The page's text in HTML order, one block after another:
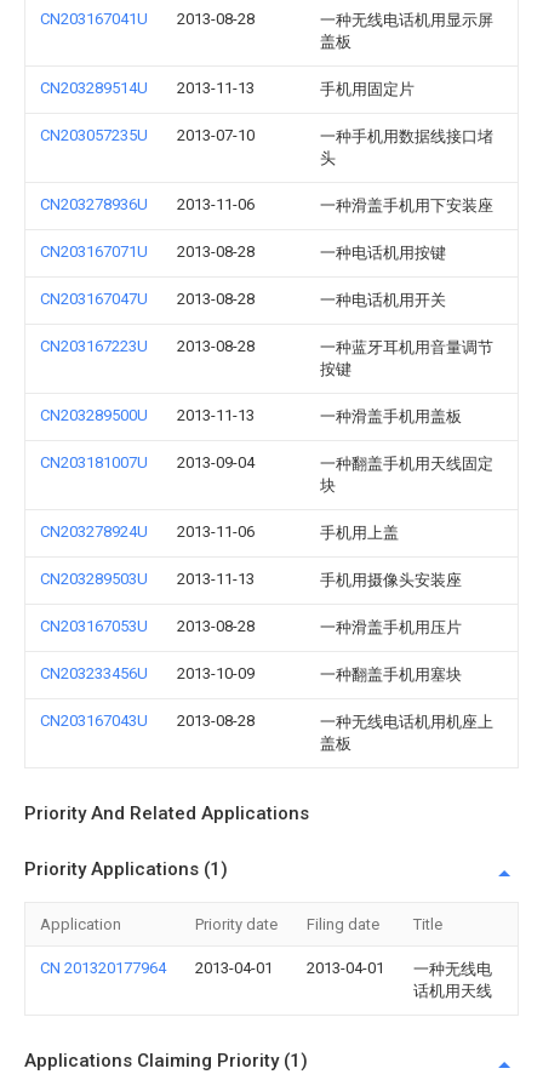
CN203167041U 2013-08-28
一种无线电话机用显示屏
盖板
CN203289514U 2013-11-13 手机用固定片
CN203057235U 2013-07-10
一种手机用数据线接口堵
头
CN203278936U 2013-11-06 一种滑盖手机用下安装座
CN203167071U 2013-08-28 一种电话机用按键
CN203167047U 2013-08-28 一种电话机用开关
CN203167223U 2013-08-28
一种蓝牙耳机用音量调节
按键
CN203289500U 2013-11-13 一种滑盖手机用盖板
CN203181007U 2013-09-04
一种翻盖手机用天线固定
块
CN203278924U 2013-11-06 手机用上盖
CN203289503U 2013-11-13 手机用摄像头安装座
CN203167053U 2013-08-28 一种滑盖手机用压片
CN203233456U 2013-10-09 一种翻盖手机用塞块
CN203167043U 2013-08-28
一种无线电话机用机座上
盖板
Priority And Related Applications
Priority Applications (1)
Application Priority date Filing date Title
CN 201320177964 2013-04-01 2013-04-01
一种无线电
话机用天线
Applications Claiming Priority (1)